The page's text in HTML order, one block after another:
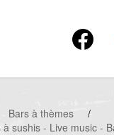
Bars à thèmes
/
sushis - Live music -